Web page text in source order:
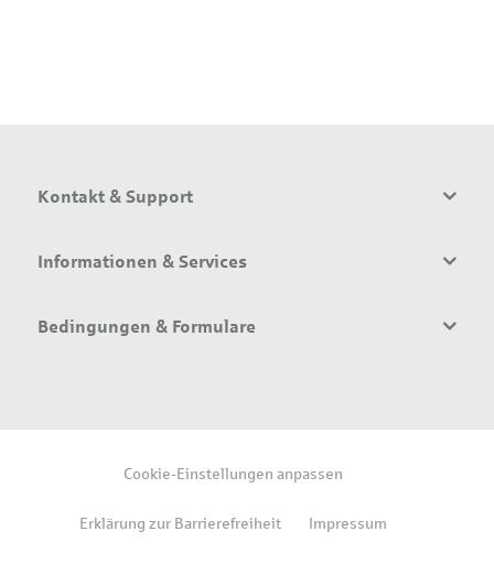
Kontakt & Support
Informationen & Services
Bedingungen & Formulare
Cookie-Einstellungen anpassen
Erklärung zur Barrierefreiheit Impressum